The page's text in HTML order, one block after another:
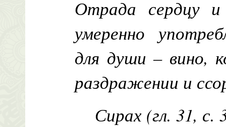
Отрада сердцу
умеренно
для души – вино,
раздражении и
Сирах (гл. 31, с.